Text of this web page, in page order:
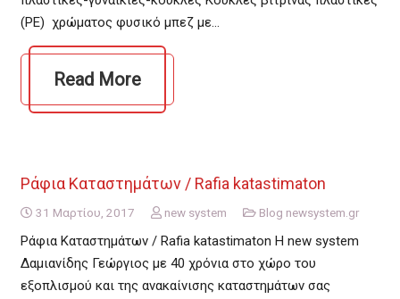
(PE) χρώματος φυσικό μπεζ με…
Read More
Ράφια Καταστημάτων / Rafia katastimaton
31 Μαρτίου, 2017 new system Blog newsystem.gr
Ράφια Καταστημάτων / Rafia katastimaton Η new system
Δαμιανίδης Γεώργιος με 40 χρόνια στο χώρο του
εξοπλισμού και της ανακαίνισης καταστημάτων σας